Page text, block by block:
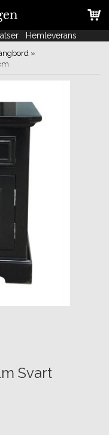
Hemleverans
Hemleverans
»
Svart